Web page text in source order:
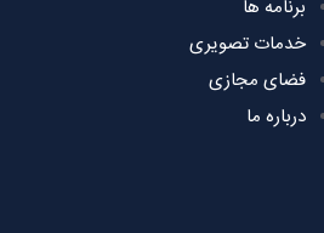
برنامه ها
خدمات تصویری
فضای مجازی
درباره ما